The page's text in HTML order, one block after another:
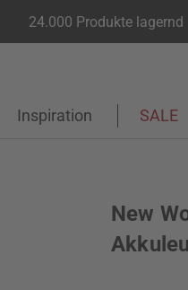
24.000 Produkte lagernd
Inspiration SALE
New